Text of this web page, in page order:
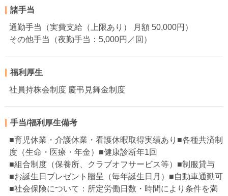
諸手当
通勤手当（実費支給（上限あり） 月額 50,000円）
その他手当（夜勤手当：5,000円／回）
福利厚生
社員持株会制度 慶弔見舞金制度
手当/福利厚生備考
■育児休業・介護休業・看護休暇取得実績あり■各種共済制
度（生命・医療・年金）■健康診断年1回
■組合制度（保養所、クラブオフサービス等）■制服貸与
■お誕生日プレゼント贈呈（毎年誕生日月）■自動車通勤可
■社会保険について：所定労働日数・時間により条件を満